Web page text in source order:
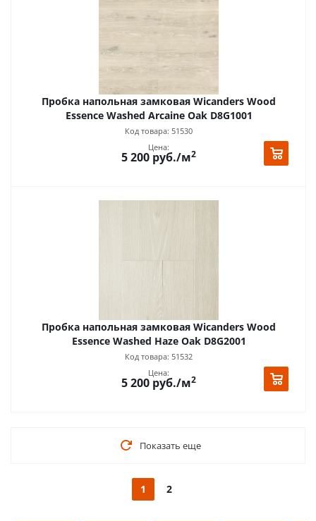
Пробка напольная замковая Wicanders Wood
Essence Washed Arcaine Oak D8G1001
Код товара: 51530
Цена:
5 200 руб./м2
Пробка напольная замковая Wicanders Wood
Essence Washed Haze Oak D8G2001
Код товара: 51532
Цена:
5 200 руб./м2
Показать еще
1 2